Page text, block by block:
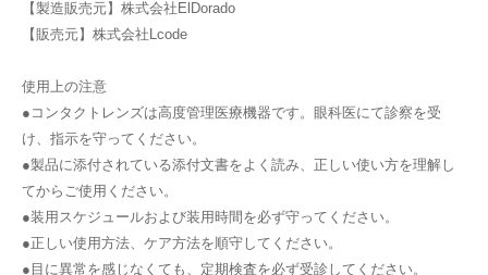
【製造販売元】株式会社ElDorado
【販売元】株式会社Lcode
使用上の注意
●コンタクトレンズは高度管理医療機器です。眼科医にて診察を受
け、指示を守ってください。
●製品に添付されている添付文書をよく読み、正しい使い方を理解し
てからご使用ください。
●装用スケジュールおよび装用時間を必ず守ってください。
●正しい使用方法、ケア方法を順守してください。
●目に異常を感じなくても、定期検査を必ず受診してください。